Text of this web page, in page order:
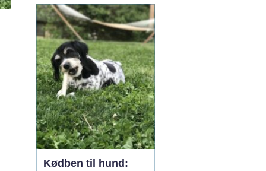
broderi og smukke
tekstiler, handler det
både om gode
materialer, tydelige
mønst...
Kødben til hund: